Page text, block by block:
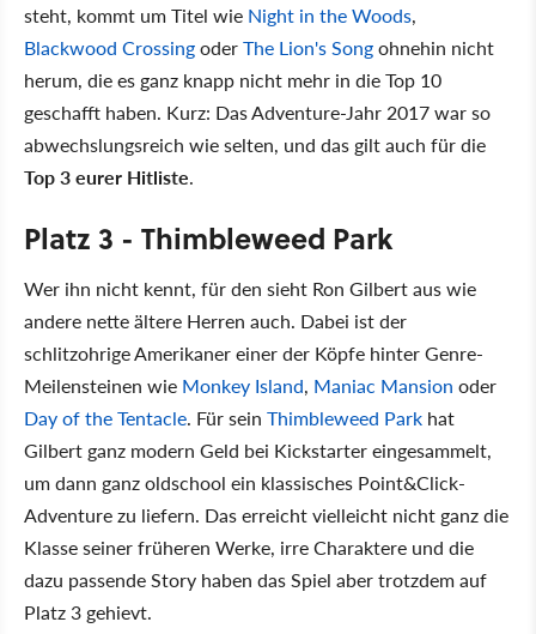
steht, kommt um Titel wie Night in the Woods,
Blackwood CrossingoderThe Lion's Songohnehin nicht
herum, die es ganz knapp nicht mehr in die Top 10
geschafft haben. Kurz: Das Adventure-Jahr 2017 war so
abwechslungsreich wie selten, und das gilt auch für die
Top 3 eurer Hitliste.
Platz 3 - Thimbleweed Park
Wer ihn nicht kennt, für den sieht Ron Gilbert aus wie
andere nette ältere Herren auch. Dabei ist der
schlitzohrige Amerikaner einer der Köpfe hinter Genre-
Meilensteinen wie Monkey Island, Maniac Mansion oder
Day of the Tentacle. Für sein Thimbleweed Park hat
Gilbert ganz modern Geld bei Kickstarter eingesammelt,
um dann ganz oldschool ein klassisches Point&Click-
Adventure zu liefern. Das erreicht vielleicht nicht ganz die
Klasse seiner früheren Werke, irre Charaktere und die
dazu passende Story haben das Spiel aber trotzdem auf
Platz 3 gehievt.